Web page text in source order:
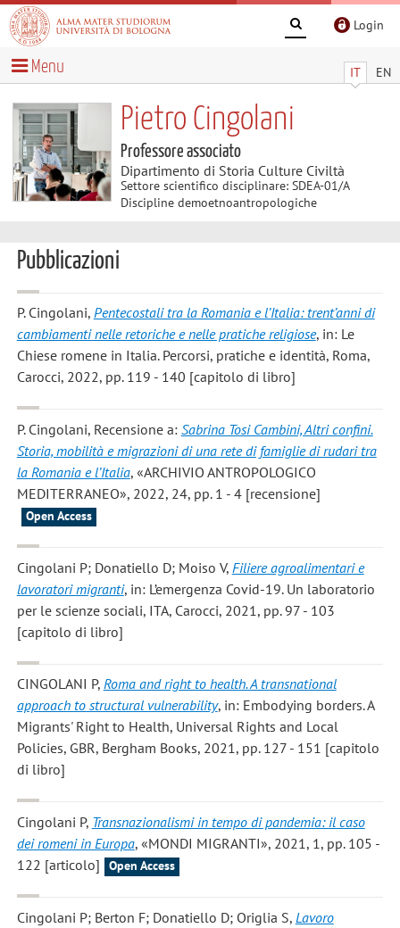
Login
IT EN
Menu
Pietro Cingolani
Professore associato
Dipartimento di Storia Culture Civiltà
Settore scientifico disciplinare: SDEA-01/A
Discipline demoetnoantropologiche
Pubblicazioni
P. Cingolani, Pentecostali tra la Romania e l’Italia: trent’anni di
cambiamenti nelle retoriche e nelle pratiche religiose, in: Le
Chiese romene in Italia. Percorsi, pratiche e identità, Roma,
Carocci, 2022, pp. 119 - 140 [capitolo di libro]
P. Cingolani, Recensione a: Sabrina Tosi Cambini, Altri confini.
Storia, mobilità e migrazioni di una rete di famiglie di rudari tra
la Romania e l’Italia, «ARCHIVIO ANTROPOLOGICO
MEDITERRANEO», 2022, 24, pp. 1 - 4 [recensione]
Open Access
Cingolani P; Donatiello D; Moiso V, Filiere agroalimentari e
lavoratori migranti, in: L’emergenza Covid-19. Un laboratorio
per le scienze sociali, ITA, Carocci, 2021, pp. 97 - 103
[capitolo di libro]
CINGOLANI P, Roma and right to health. A transnational
approach to structural vulnerability, in: Embodying borders. A
Migrants' Right to Health, Universal Rights and Local
Policies, GBR, Bergham Books, 2021, pp. 127 - 151 [capitolo
di libro]
Cingolani P, Transnazionalismi in tempo di pandemia: il caso
dei romeni in Europa, «MONDI MIGRANTI», 2021, 1, pp. 105 -
122 [articolo]
Open Access
Cingolani P; Berton F; Donatiello D; Origlia S, Lavoro